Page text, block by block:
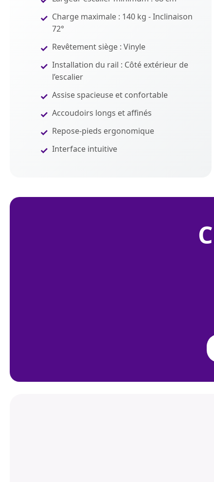
Charge maximale : 140 kg - Inclinaison
72°
Revêtement siège : Vinyle
Installation du rail : Côté extérieur de
l’escalier
Assise spacieuse et confortable
Accoudoirs longs et affinés
Repose-pieds ergonomique
Interface intuitive